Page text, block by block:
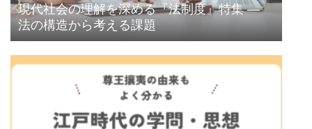
現代社会の理解を深める『法制度』特集 ―
法の構造から考える課題